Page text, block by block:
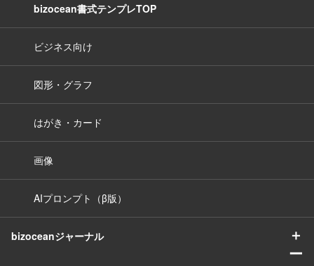
bizocean書式テンプレTOP
ビジネス向け
図形・グラフ
はがき・カード
画像
AIプロンプト（β版）
bizoceanジャーナル
＋
ー